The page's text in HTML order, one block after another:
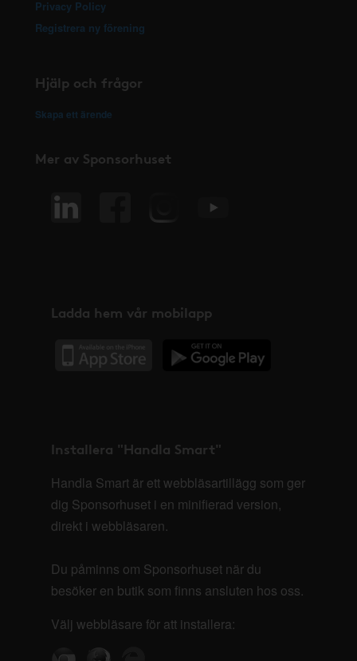
Privacy Policy
Registrera ny förening
Hjälp och frågor
Skapa ett ärende
Mer av Sponsorhuset
Ladda hem vår mobilapp
Installera "Handla Smart"
Handla Smart är ett webbläsartillägg som ger
dig Sponsorhuset i en minifierad version,
direkt i webbläsaren.
Du påminns om Sponsorhuset när du
besöker en butik som finns ansluten hos oss.
Välj webbläsare för att installera: